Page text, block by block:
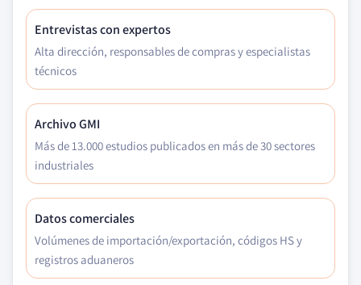
Entrevistas con expertos
Alta dirección, responsables de compras y especialistas
técnicos
Archivo GMI
Más de 13.000 estudios publicados en más de 30 sectores
industriales
Datos comerciales
Volúmenes de importación/exportación, códigos HS y
registros aduaneros